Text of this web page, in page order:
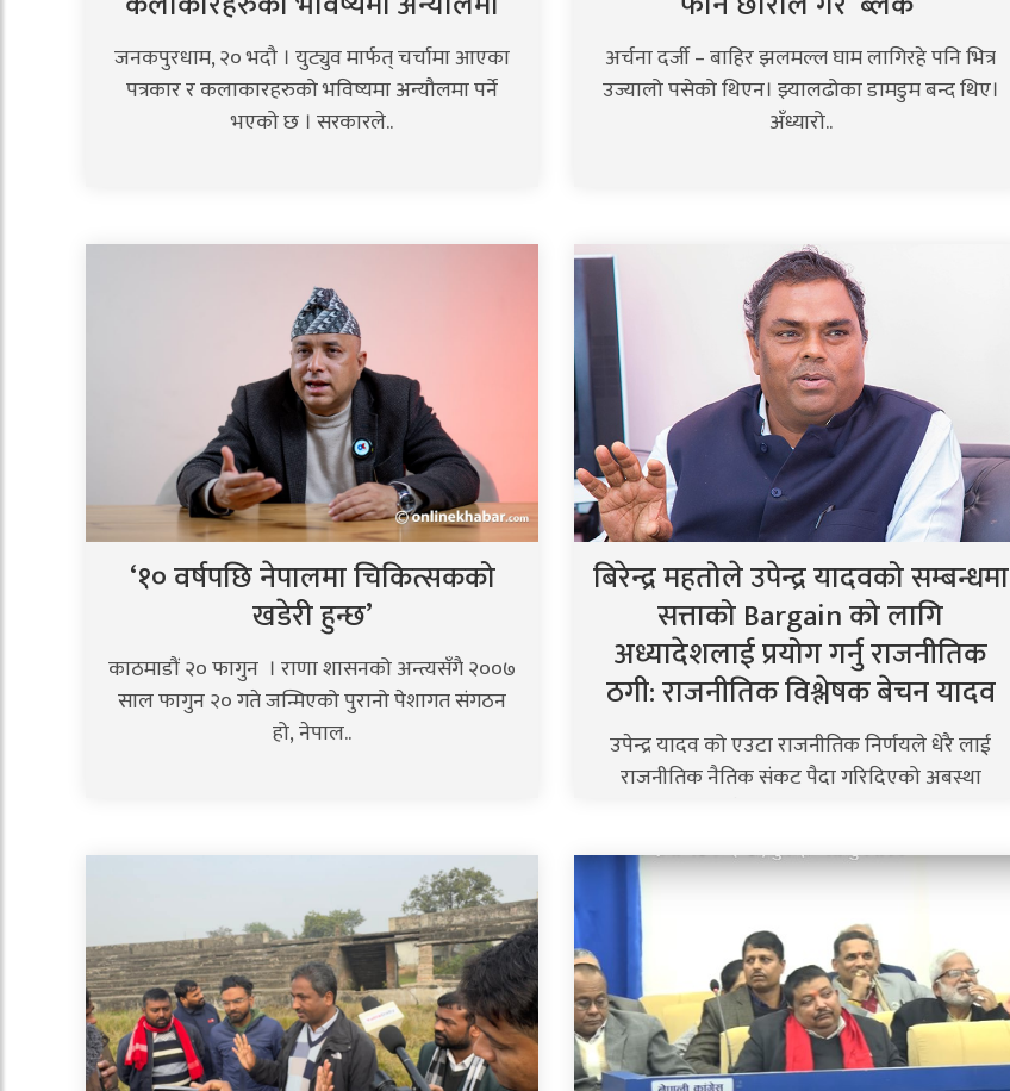
जनकपुरधाम, २० भदौ । युट्युव मार्फत् चर्चामा आएका
पत्रकार र कलाकारहरुको भविष्यमा अन्यौलमा पर्ने
भएको छ । सरकारले..
अर्चना दर्जी – बाहिर झलमल्ल घाम लागिरहे पनि भित्र
उज्यालो पसेको थिएन। झ्यालढोका डामडुम बन्द थिए।
अँध्यारो..
‘१० वर्षपछि नेपालमा चिकित्सकको
खडेरी हुन्छ’
काठमाडौं २० फागुन । राणा शासनको अन्त्यसँगै २००७
साल फागुन २० गते जन्मिएको पुरानो पेशागत संगठन
हो, नेपाल..
बिरेन्द्र महतोले उपेन्द्र यादवको सम्बन्धमा
सत्ताको Bargain को लागि
अध्यादेशलाई प्रयोग गर्नु राजनीतिक
ठगी: राजनीतिक विश्लेषक बेचन यादव
उपेन्द्र यादव को एउटा राजनीतिक निर्णयले धेरै लाई
राजनीतिक नैतिक संकट पैदा गरिदिएको अबस्था